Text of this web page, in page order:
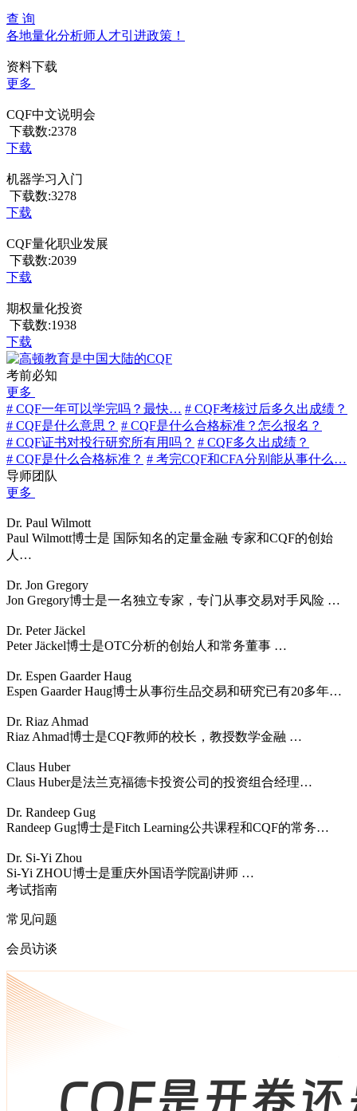
查 询
各地量化分析师人才引进政策！
资料下载
更多
CQF中文说明会
下载数:2378
下载
机器学习入门
下载数:3278
下载
CQF量化职业发展
下载数:2039
下载
期权量化投资
下载数:1938
下载
考前必知
更多
# CQF一年可以学完吗？最快… # CQF考核过后多久出成绩？
# CQF是什么意思？ # CQF是什么合格标准？怎么报名？
# CQF证书对投行研究所有用吗？ # CQF多久出成绩？
# CQF是什么合格标准？ # 考完CQF和CFA分别能从事什么…
导师团队
更多
Dr. Paul Wilmott
Paul Wilmott博士是 国际知名的定量金融 专家和CQF的创始
人…
Dr. Jon Gregory
Jon Gregory博士是一名独立专家，专门从事交易对手风险 …
Dr. Peter Jäckel
Peter Jäckel博士是OTC分析的创始人和常务董事 …
Dr. Espen Gaarder Haug
Espen Gaarder Haug博士从事衍生品交易和研究已有20多年…
Dr. Riaz Ahmad
Riaz Ahmad博士是CQF教师的校长，教授数学金融 …
Claus Huber
Claus Huber是法兰克福德卡投资公司的投资组合经理…
Dr. Randeep Gug
Randeep Gug博士是Fitch Learning公共课程和CQF的常务…
Dr. Si-Yi Zhou
Si-Yi ZHOU博士是重庆外国语学院副讲师 …
考试指南
常见问题
会员访谈